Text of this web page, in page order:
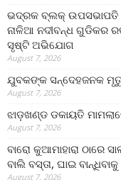
ଭଦ୍ରକ ବ୍ଲକ୍ ଉପସଭାପତି
ନାଳିଆ ନଦୀବନ୍ଧ ଗୁଡିକର
ସୃଷ୍ଟି ଅଭିଯୋଗ
August 7, 2026
ଯୁବକଙ୍କ ସନ୍ଦେହଜନକ
August 7, 2026
ଝାଡ଼ଖଣ୍ଡ ଡକାୟତି
August 7, 2026
ବାରୋ କୁଆମାହାରା ଠାରେ
ବାଲି ବସ୍ତା, ଘାଇ
August 7, 2026